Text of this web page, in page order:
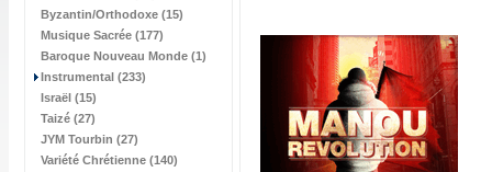
Byzantin/Orthodoxe (15)
Musique Sacrée (177)
Baroque Nouveau Monde (1)
Instrumental (233)
Israël (15)
Taizé (27)
JYM Tourbin (27)
Variété Chrétienne (140)